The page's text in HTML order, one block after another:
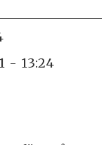
- 13:24